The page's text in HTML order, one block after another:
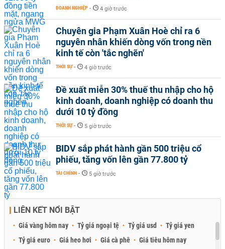
DOANH NGHIỆP - 4 giờ trước
Chuyên gia Phạm Xuân Hoè chỉ ra 6
nguyên nhân khiến dòng vốn trong nền
kinh tế còn 'tắc nghẽn'
THỜI SỰ - 4 giờ trước
Đề xuất miễn 30% thuế thu nhập cho hộ
kinh doanh, doanh nghiệp có doanh thu
dưới 10 tỷ đồng
THỜI SỰ - 5 giờ trước
BIDV sắp phát hành gần 500 triệu cổ
phiếu, tăng vốn lên gần 77.800 tỷ
TÀI CHÍNH - 5 giờ trước
LIÊN KẾT NỔI BẬT
Giá vàng hôm nay Tỷ giá ngoại tệ Tỷ giá usd
Tỷ giá yen
Tỷ giá euro
Giá heo hơi Giá cà phê Giá tiêu hôm nay